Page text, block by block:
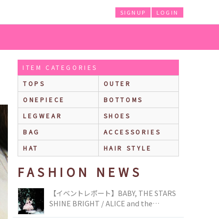
LOGIN
SIGNUP
ITEM CATEGORIES
TOPS
OUTER
ONEPIECE
BOTTOMS
LEGWEAR
SHOES
BAG
ACCESSORIES
HAT
HAIR STYLE
FASHION NEWS
【イベントレポート】BABY, THE STARS
SHINE BRIGHT / ALICE and the